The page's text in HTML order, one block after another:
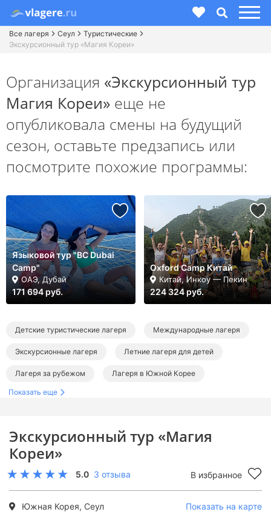
Все лагеря Сеул
Туристические
Экскурсионный тур «Магия Кореи»
Экскурсионный тур «Магия
Кореи»
5.0 3 отзыва В избранное
Южная Корея, Сеул
Показать на карте
Организация «Экскурсионный тур
Магия Кореи» еще не
опубликовала смены на будущий
сезон, оставьте предзапись или
посмотрите похожие программы:
Языковой тур "BC Dubai
Camp"
ОАЭ, Дубай
171 694 руб.
Oxford Camp Китай
Китай, Инкоу — Пекин
224 324 руб.
Детские туристические лагеря Международные лагеря
Экскурсионные лагеря Летние лагеря для детей
Лагеря за рубежом Лагеря в Южной Корее
Туристические лагеря за границей
Экскурсионные лагеря за границей
Летние лагеря за границей
Летние экскурсионные лагеря
Показать еще